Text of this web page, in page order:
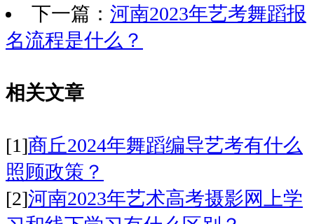
下一篇： 河南2023年艺考舞蹈报
名流程是什么？
相关文章
[1]商丘2024年舞蹈编导艺考有什么
照顾政策？
[2]河南2023年艺术高考摄影网上学